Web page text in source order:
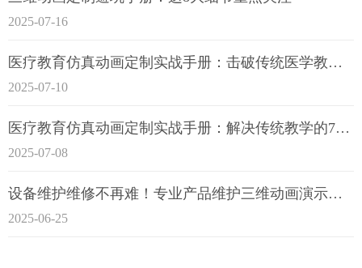
2025-07-16
医疗教育仿真动画定制实战手册：击破传统医学教育7大痛点
2025-07-10
医疗教育仿真动画定制实战手册：解决传统教学的7大痛点
2025-07-08
设备维护维修不再难！专业产品维护三维动画演示定制指南
2025-06-25